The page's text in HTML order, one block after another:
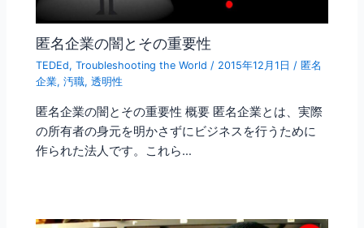
匿名企業の闇とその重要性
TEDEd,Troubleshooting the World / 2015年12月1日/ 匿名
企業,汚職,透明性
匿名企業の闇とその重要性 概要 匿名企業とは、実際
の所有者の身元を明かさずにビジネスを行うために
作られた法人です。これら…